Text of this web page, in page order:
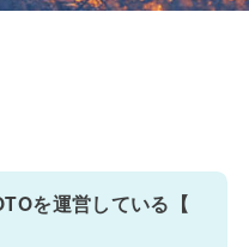
を運営している【